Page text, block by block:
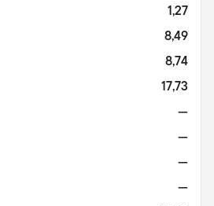
1,27
8,49
8,74
17,73
—
—
—
—